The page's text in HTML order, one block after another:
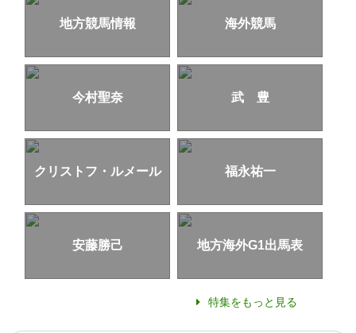
地方競馬情報 海外競馬
今村聖奈 武 豊
クリストフ・ルメール 福永祐一
安藤勝己 地方海外G1出馬表
特集をもっと見る